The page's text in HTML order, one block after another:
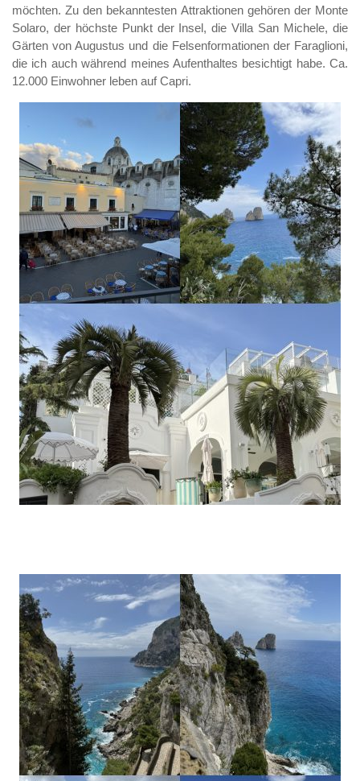
möchten. Zu den bekanntesten Attraktionen gehören der Monte
Solaro, der höchste Punkt der Insel, die Villa San Michele, die
Gärten von Augustus und die Felsenformationen der Faraglioni,
die ich auch während meines Aufenthaltes besichtigt habe. Ca.
12.000 Einwohner leben auf Capri.